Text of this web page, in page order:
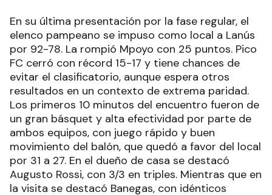
En su última presentación por la fase regular, el
elenco pampeano se impuso como local a Lanús
por 92-78. La rompió Mpoyo con 25 puntos. Pico
FC cerró con récord 15-17 y tiene chances de
evitar el clasificatorio, aunque espera otros
resultados en un contexto de extrema paridad.
Los primeros 10 minutos del encuentro fueron de
un gran básquet y alta efectividad por parte de
ambos equipos, con juego rápido y buen
movimiento del balón, que quedó a favor del local
por 31 a 27. En el dueño de casa se destacó
Augusto Rossi, con 3/3 en triples. Mientras que en
la visita se destacó Banegas, con idénticos